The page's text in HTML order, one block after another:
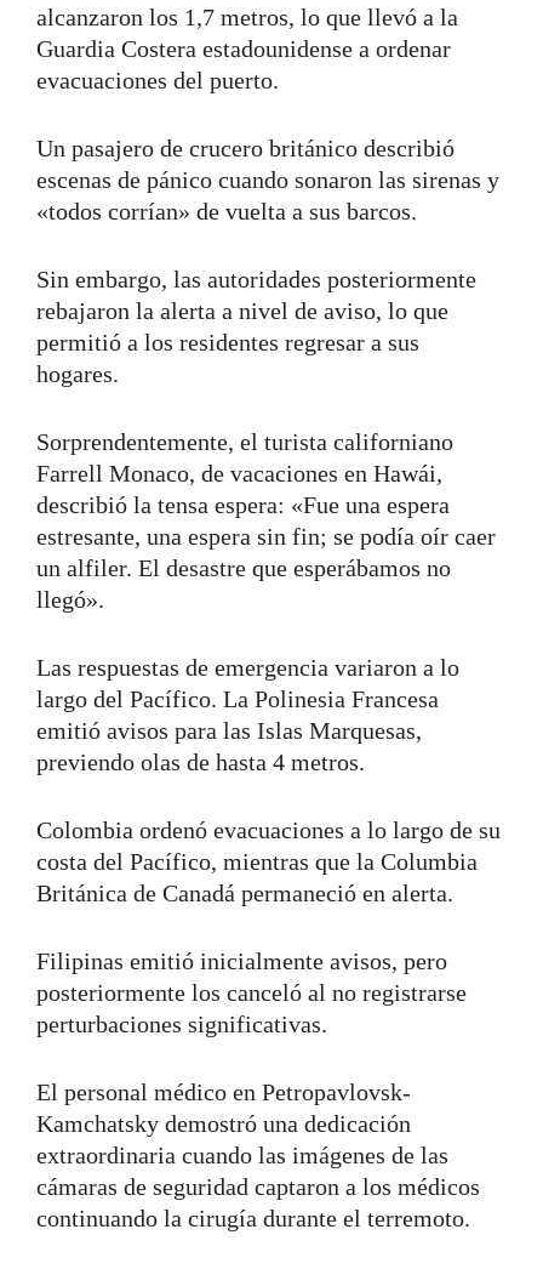
alcanzaron los 1,7 metros, lo que llevó a la
Guardia Costera estadounidense a ordenar
evacuaciones del puerto.
Un pasajero de crucero británico describió
escenas de pánico cuando sonaron las sirenas y
«todos corrían» de vuelta a sus barcos.
Sin embargo, las autoridades posteriormente
rebajaron la alerta a nivel de aviso, lo que
permitió a los residentes regresar a sus
hogares.
Sorprendentemente, el turista californiano
Farrell Monaco, de vacaciones en Hawái,
describió la tensa espera: «Fue una espera
estresante, una espera sin fin; se podía oír caer
un alfiler. El desastre que esperábamos no
llegó».
Las respuestas de emergencia variaron a lo
largo del Pacífico. La Polinesia Francesa
emitió avisos para las Islas Marquesas,
previendo olas de hasta 4 metros.
Colombia ordenó evacuaciones a lo largo de su
costa del Pacífico, mientras que la Columbia
Británica de Canadá permaneció en alerta.
Filipinas emitió inicialmente avisos, pero
posteriormente los canceló al no registrarse
perturbaciones significativas.
El personal médico en Petropavlovsk-
Kamchatsky demostró una dedicación
extraordinaria cuando las imágenes de las
cámaras de seguridad captaron a los médicos
continuando la cirugía durante el terremoto.